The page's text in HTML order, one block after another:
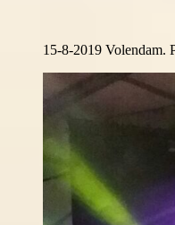
15-8-2019 Volendam.